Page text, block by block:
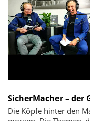
SicherMacher –
Die Köpfe hinter den